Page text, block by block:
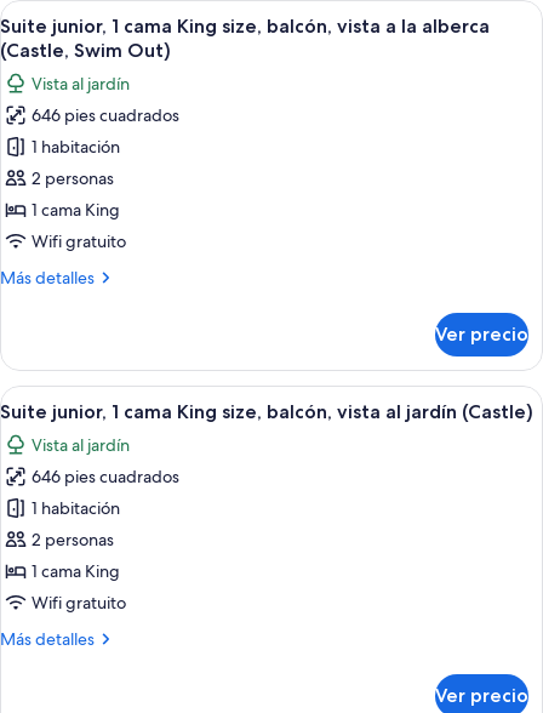
King
size,
balcón
(Castle,
Oceanside)
Abrir
todas
las
fotos
de
Suite
junior,
1
cama
size,
a
la
alberca
(Castle,
Swim
Out)
Un dormitorio amplio con una cama
10
Suite junior, 1 cama King size, balcón, vista a la alberca
(Castle, Swim Out)
Vista al jardín
646 pies cuadrados
1 habitación
2 personas
1 cama King
Wifi gratuito
Más detalles
Más
junior,
cama
King
size,
balcón,
vista
la
alberca
(Castle,
Swim
Ver precio
Abrir
todas
las
fotos
de
Suite
junior,
1
King
Un balcón con piscina, mobiliario de
10
Suite junior, 1 cama King size, balcón, vista al jardín (Castle)
Vista al jardín
646 pies cuadrados
1 habitación
2 personas
1 cama King
Wifi gratuito
Más detalles
Más
Ver precio